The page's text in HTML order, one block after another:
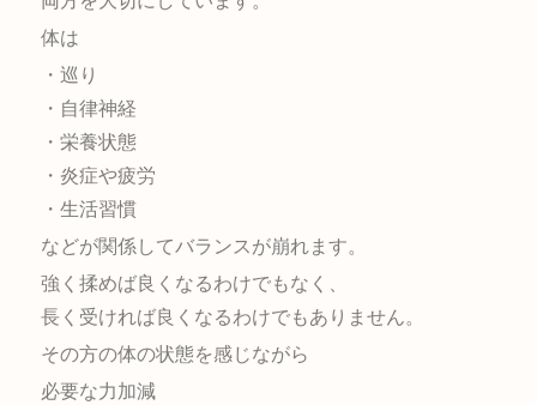
体は
・巡り
・自律神経
・栄養状態
・炎症や疲労
・生活習慣
などが関係してバランスが崩れます。
強く揉めば良くなるわけでもなく、
長く受ければ良くなるわけでもありません。
その方の体の状態を感じながら
必要な力加減